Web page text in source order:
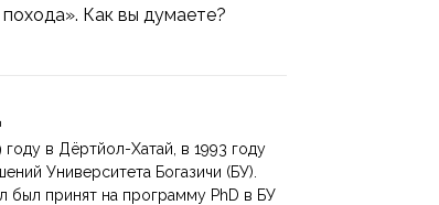
Как вы думаете?
в Дёртйол-Хатай, в 1993 году
Университета Богазичи (БУ).
был принят на программу PhD в БУ